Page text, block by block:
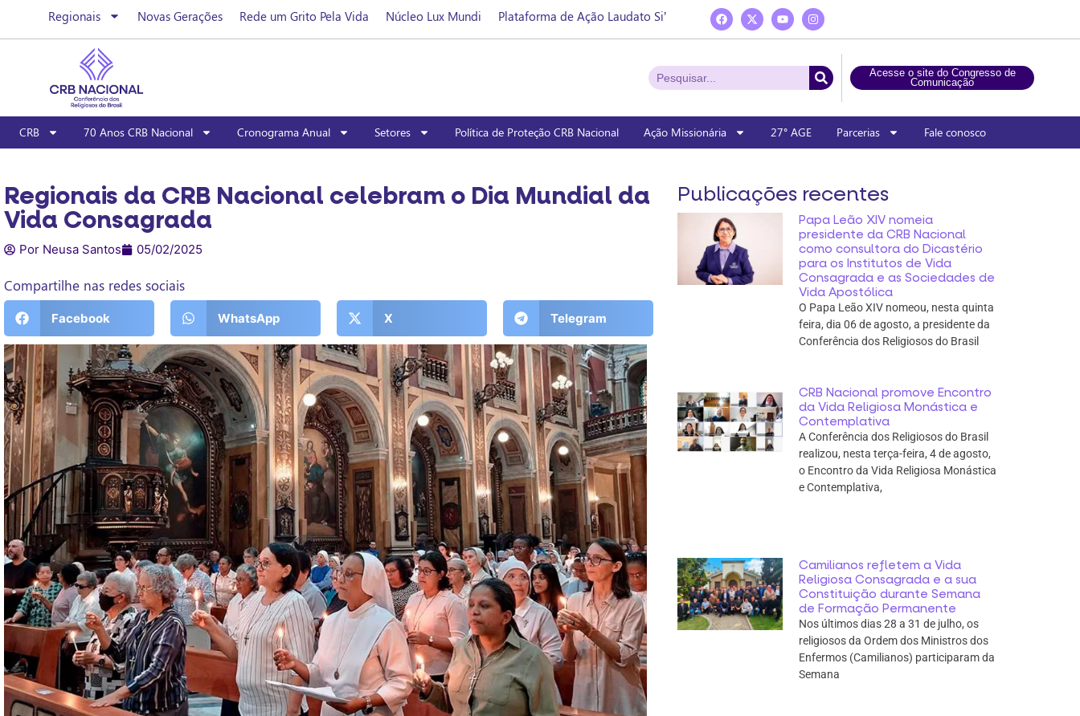
Regionais Novas Gerações Rede um Grito Pela Vida Núcleo Lux Mundi Plataforma de Ação Laudato Si’
Acesse o site do Congresso de
Comunicação
CRB 70 Anos CRB Nacional Cronograma Anual Setores Política de Proteção CRB Nacional Ação Missionária 27° AGE Parcerias Fale conosco
Regionais da CRB Nacional celebram o Dia Mundial da
Vida Consagrada
Por Neusa Santos 05/02/2025
Compartilhe nas redes sociais
Facebook WhatsApp X Telegram
Publicações recentes
Papa Leão XIV nomeia
presidente da CRB Nacional
como consultora do Dicastério
para os Institutos de Vida
Consagrada e as Sociedades de
Vida Apostólica
O Papa Leão XIV nomeou, nesta quinta
feira, dia 06 de agosto, a presidente da
Conferência dos Religiosos do Brasil
CRB Nacional promove Encontro
da Vida Religiosa Monástica e
Contemplativa
A Conferência dos Religiosos do Brasil
realizou, nesta terça-feira, 4 de agosto,
o Encontro da Vida Religiosa Monástica
e Contemplativa,
Camilianos refletem a Vida
Religiosa Consagrada e a sua
Constituição durante Semana
de Formação Permanente
Nos últimos dias 28 a 31 de julho, os
religiosos da Ordem dos Ministros dos
Enfermos (Camilianos) participaram da
Semana